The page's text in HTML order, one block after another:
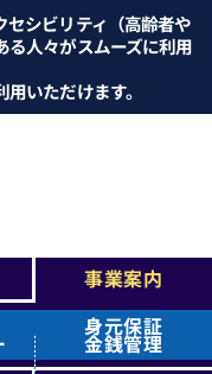
シビリティ（高齢者や
る人々がスムーズに利用
いただけます。
事業案内
身元保証
金銭管理